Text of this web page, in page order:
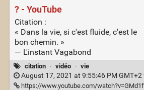
? - YouTube
Citation :
« Dans la vie, si c'est fluide, c'est le
bon chemin. »
— L'instant Vagabond
citation · vidéo · vie
August 17, 2021 at 9:55:46 PM GMT+2
https://www.youtube.com/